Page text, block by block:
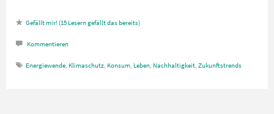
15 Lesern gefällt das
Kommentieren
Energiewende Klimaschutz Konsum Leben Nachhaltigkeit Zukunftstrends